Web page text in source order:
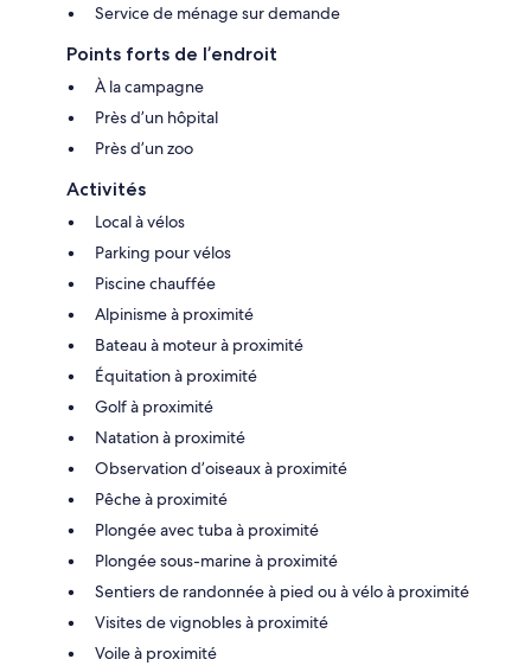
Service de ménage sur demande
Points forts de l’endroit
À la campagne
Près d’un hôpital
Près d’un zoo
Activités
Local à vélos
Parking pour vélos
Piscine chauffée
Alpinisme à proximité
Bateau à moteur à proximité
Équitation à proximité
Golf à proximité
Natation à proximité
Observation d’oiseaux à proximité
Pêche à proximité
Plongée avec tuba à proximité
Plongée sous-marine à proximité
Sentiers de randonnée à pied ou à vélo à proximité
Visites de vignobles à proximité
Voile à proximité